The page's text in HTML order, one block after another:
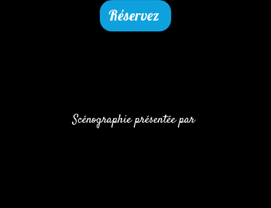
Réservez
Scénographie présentée par